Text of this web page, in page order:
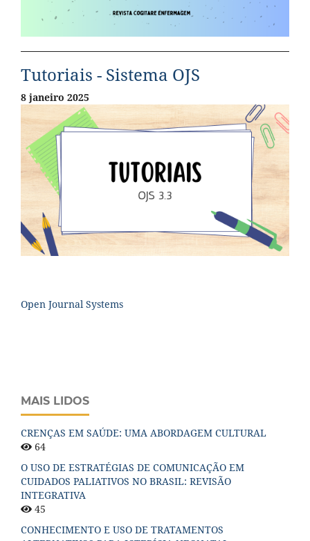
Tutoriais - Sistema OJS
8 janeiro 2025
Open Journal Systems
MAIS LIDOS
CRENÇAS EM SAÚDE: UMA ABORDAGEM CULTURAL
64
O USO DE ESTRATÉGIAS DE COMUNICAÇÃO EM
CUIDADOS PALIATIVOS NO BRASIL: REVISÃO
INTEGRATIVA
45
CONHECIMENTO E USO DE TRATAMENTOS